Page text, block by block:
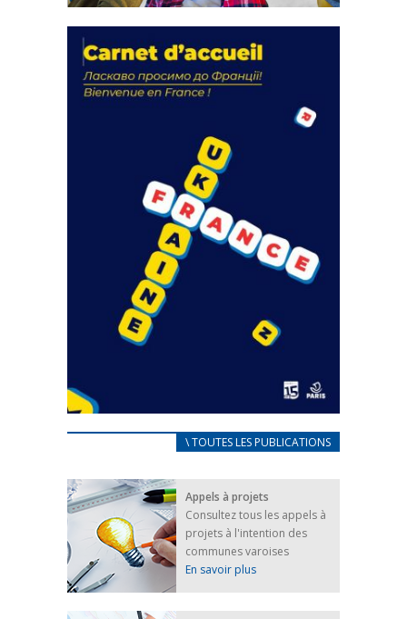
actions
18 septembre 2023
FEUILLETER
CARNET D’ACCUEIL
25 avril 2022
Afin d’accompagner au mieux les réfugiés
ukrainiens arrivés en France,...
FEUILLETER
\ TOUTES LES PUBLICATIONS
Appels à projets
Consultez tous les appels à
projets à l'intention des
communes varoises
En savoir plus